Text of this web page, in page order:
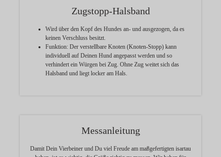
Zugstopp-Halsband
Wird über den Kopf des Hundes an- und ausgezogen, da es
keinen Verschluss besitzt.
Funktion: Der verstellbare Knoten (Knoten-Stopp) kann
individuell auf Deinen Hund angepasst werden und so
verhindert ein Würgen bei Zug. Ohne Zug weitet sich das
Halsband und liegt locker am Hals.
Messanleitung
Damit Dein Vierbeiner und Du viel Freude am maßgefertigten isartau